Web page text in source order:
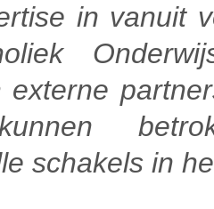
in vanuit
externe
schakels in